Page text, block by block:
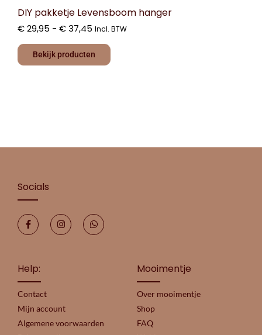
DIY pakketje Levensboom hanger
€29,95 - €37,45 Incl. BTW
Bekijk producten
Socials
Help:
Contact
Mijn account
Algemene voorwaarden
Mooimentje
Over mooimentje
Shop
FAQ